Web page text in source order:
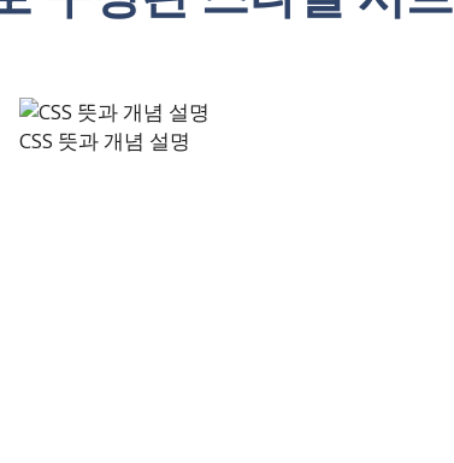
CSS 뜻과 개념 설명